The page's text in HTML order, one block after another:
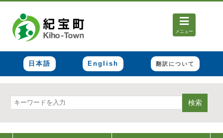
メニュー
日本語 English 翻訳について
検索